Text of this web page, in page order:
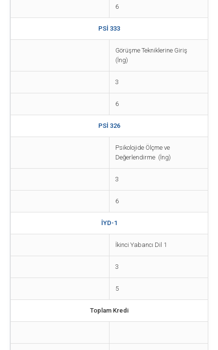
6
PSİ 333
Görüşme Tekniklerine Giriş
(İng)
3
6
PSİ 326
Psikolojide Ölçme ve
Değerlendirme (İng)
3
6
İYD-1
İkinci Yabancı Dil 1
3
5
Toplam Kredi